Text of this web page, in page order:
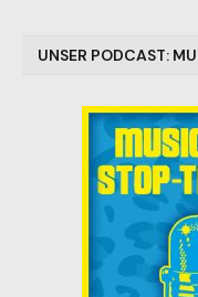
UNSER PODCAST: